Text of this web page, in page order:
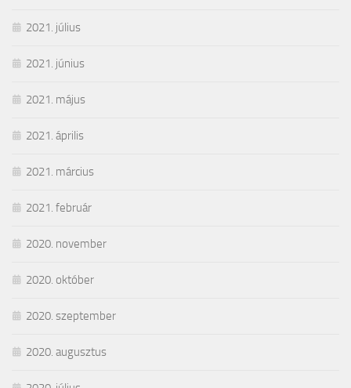
2021. július
2021. június
2021. május
2021. április
2021. március
2021. február
2020. november
2020. október
2020. szeptember
2020. augusztus